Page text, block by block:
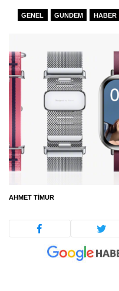
GENEL GUNDEM HABER
AHMET TIMUR